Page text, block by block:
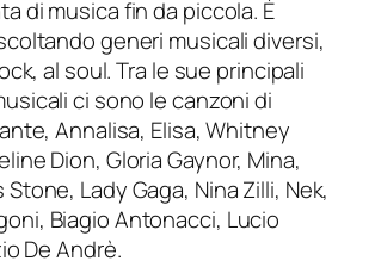
di musica fin da piccola. È
generi musicali diversi,
al soul. Tra le sue principali
ci sono le canzoni di
Annalisa, Elisa, Whitney
Dion, Gloria Gaynor, Mina,
Stone, Lady Gaga, Nina Zilli, Nek,
Biagio Antonacci, Lucio
De Andrè.